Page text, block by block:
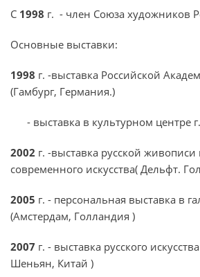
С 1998 г. - член Союза художников
Основные выставки:
1998 г. -выставка Российской
(Гамбург, Германия.)
- выставка в культурном центре
2002 г. -выставка русской живописи
современного искусства( Дельфт.
2005 г. - персональная выставка в
(Амстердам, Голландия )
2007 г. - выставка русского
Шеньян, Китай )